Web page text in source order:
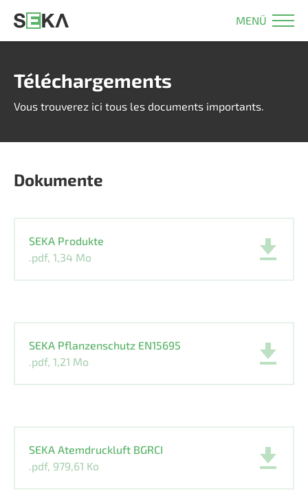
MENÜ
Téléchargements
Vous trouverez ici tous les documents importants.
Dokumente
SEKA Produkte
.pdf, 1,34 Mo
SEKA Pflanzenschutz EN15695
.pdf, 1,21 Mo
SEKA Atemdruckluft BGRCI
.pdf, 979,61 Ko